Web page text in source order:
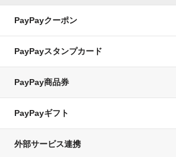
PayPayクーポン
PayPayスタンプカード
PayPay商品券
PayPayギフト
外部サービス連携